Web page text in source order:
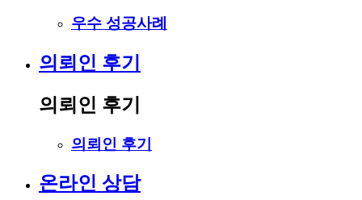
우수 성공사례
의뢰인 후기
의뢰인 후기
의뢰인 후기
온라인 상담